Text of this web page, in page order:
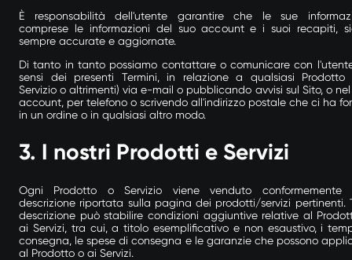
È responsabilità dell'utente garantire che le sue
comprese le informazioni del suo account e i suoi recapiti,
sempre accurate e aggiornate.
Di tanto in tanto possiamo contattare o comunicare con
sensi dei presenti Termini, in relazione a qualsiasi Prodotto
Servizio o altrimenti) via e-mail o pubblicando avvisi sul Sito, o nel
account, per telefono o scrivendo all'indirizzo postale che ci ha
in un ordine o in qualsiasi altro modo.
3. I nostri Prodotti e Servizi
Ogni Prodotto o Servizio viene venduto conformemente
descrizione riportata sulla pagina dei prodotti/servizi pertinenti.
descrizione può stabilire condizioni aggiuntive relative al
ai Servizi, tra cui, a titolo esemplificativo e non esaustivo, i
consegna, le spese di consegna e le garanzie che possono
al Prodotto o ai Servizi.